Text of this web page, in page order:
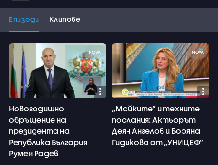
Епизоди Клипове
NOVA
Новогодишно
обръщение на
президента на
Република България
Румен Радев
NOVA
„Майките” и техните
послания: Актьорът
Деян Ангелов и Боряна
Гидикова от „УНИЦЕФ”